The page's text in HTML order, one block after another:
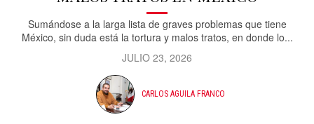
Sumándose a la larga lista de graves problemas que tiene
México, sin duda está la tortura y malos tratos, en donde lo...
JULIO 23, 2026
CARLOS AGUILA FRANCO